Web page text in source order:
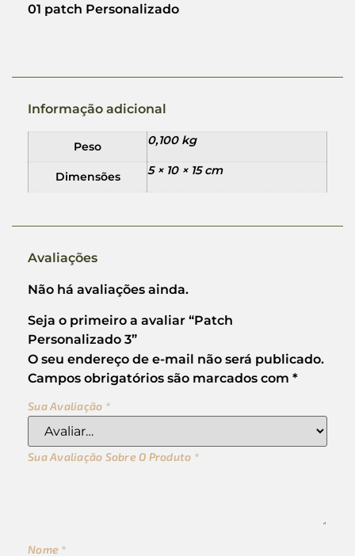
01 patch Personalizado
Informação adicional
Peso 0,100 kg
Dimensões 5 × 10 × 15 cm
Avaliações
Não há avaliações ainda.
Seja o primeiro a avaliar “Patch
Personalizado 3”
O seu endereço de e-mail não será publicado.
Campos obrigatórios são marcados com *
Sua Avaliação *
Sua Avaliação Sobre O Produto *
Nome *